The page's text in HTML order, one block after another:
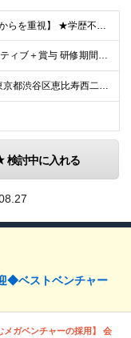
【今までではなく、これからを重視】 ★学歴不問 ★職種未経験歓迎 ★業種未経験歓迎 ★社会人未経験歓迎 ★第二新卒歓迎 ★ブランクOK ★動画編集・デザイン制作の勉強を独学でしている方など ※基礎的
月給：32万円＋インセンティブ＋賞与 研修期間中：月給25万円～ ＼ 頑張りはしっかり評価！ ／ 研修期間中でも、スキルの習得状況や成果に応じて月給27万円へ昇給が可能です。 【研修期間】 期
通勤不要 【東京本社】 東京都渋谷区恵比寿西二丁目8番4号 EX恵比寿西ビル5階
検討中に入れる
◆ベストベンチャー
メガベンチャーの採用】 会